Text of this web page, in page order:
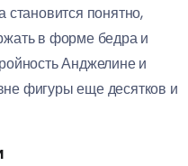
становится понятно,
в форме бедра и
Анджелине и
фигуры еще десятков и